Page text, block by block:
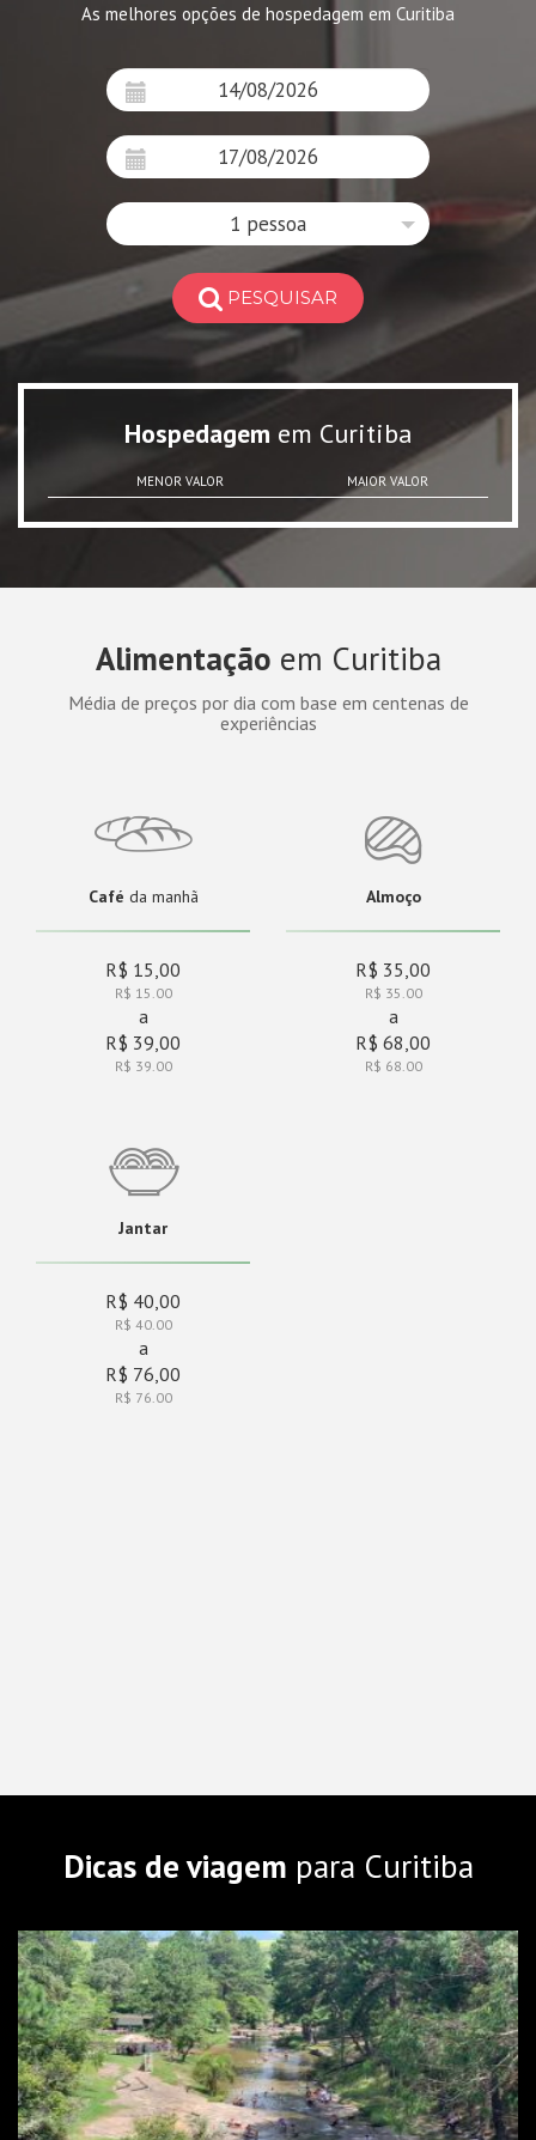
As melhores opções de hospedagem em Curitiba
1 pessoa
PESQUISAR
Hospedagem em Curitiba
MENOR VALOR MAIOR VALOR
Alimentação em Curitiba
Média de preços por dia com base em centenas de
experiências
Café da manhã
R$ 15,00
R$ 15.00
a
R$ 39,00
R$ 39.00
Almoço
R$ 35,00
R$ 35.00
a
R$ 68,00
R$ 68.00
Jantar
R$ 40,00
R$ 40.00
a
R$ 76,00
R$ 76.00
Dicas de viagem para Curitiba